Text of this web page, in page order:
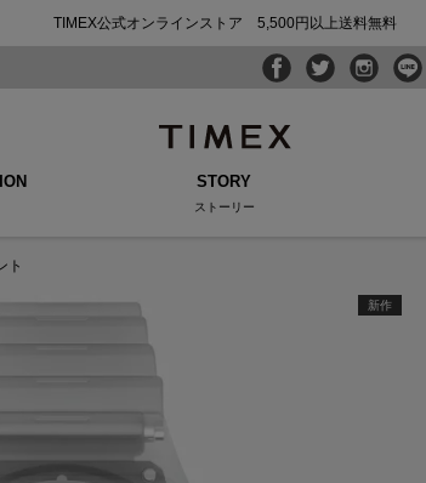
TIMEX公式オンラインストア 5,500円以上送料無料
STORY
ストーリー
ト
新作